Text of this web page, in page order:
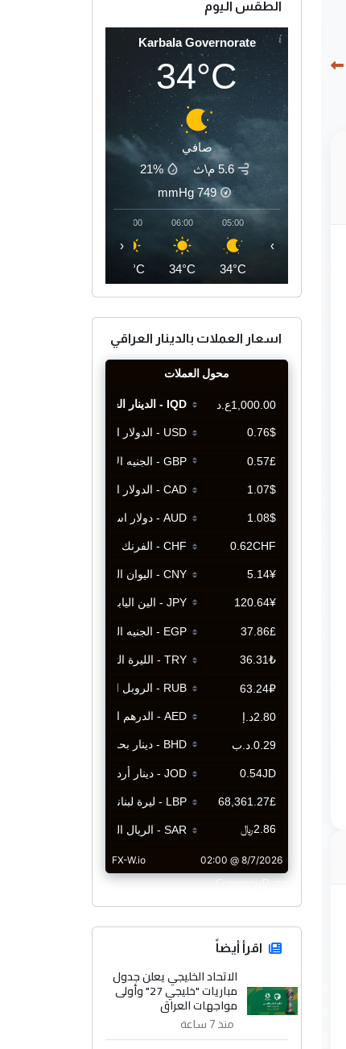
الطقس اليوم
Karbala Governorate
34°C
صافي
5.6 م\ث
21%
749
mmHg
05:00
34°C
06:00
34°C
07:00
35°C
‹ ›
اسعار العملات بالدينار العراقي
CurrencyRate
اقرأ أيضاً
الاتحاد الخليجي يعلن جدول
مباريات "خليجي 27" وأولى
مواجهات العراق
منذ 7 ساعة